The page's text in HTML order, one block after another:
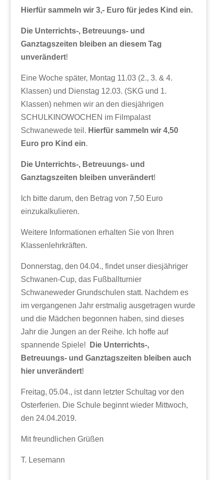
Hierfür sammeln wir 3,- Euro für jedes Kind ein.
Die Unterrichts-, Betreuungs- und
Ganztagszeiten bleiben an diesem Tag
unverändert!
Eine Woche später, Montag 11.03 (2., 3. & 4.
Klassen) und Dienstag 12.03. (SKG und 1.
Klassen) nehmen wir an den diesjährigen
SCHULKINOWOCHEN im Filmpalast
Schwanewede teil. Hierfür sammeln wir 4,50
Euro pro Kind ein.
Die Unterrichts-, Betreuungs- und
Ganztagszeiten bleiben unverändert!
Ich bitte darum, den Betrag von 7,50 Euro
einzukalkulieren.
Weitere Informationen erhalten Sie von Ihren
Klassenlehrkräften.
Donnerstag, den 04.04., findet unser diesjähriger
Schwanen-Cup, das Fußballturnier
Schwaneweder Grundschulen statt. Nachdem es
im vergangenen Jahr erstmalig ausgetragen wurde
und die Mädchen begonnen haben, sind dieses
Jahr die Jungen an der Reihe. Ich hoffe auf
spannende Spiele!
Die Unterrichts-,
Betreuungs- und Ganztagszeiten bleiben auch
hier unverändert!
Freitag, 05.04., ist dann letzter Schultag vor den
Osterferien. Die Schule beginnt wieder Mittwoch,
den 24.04.2019.
Mit freundlichen Grüßen
T. Lesemann